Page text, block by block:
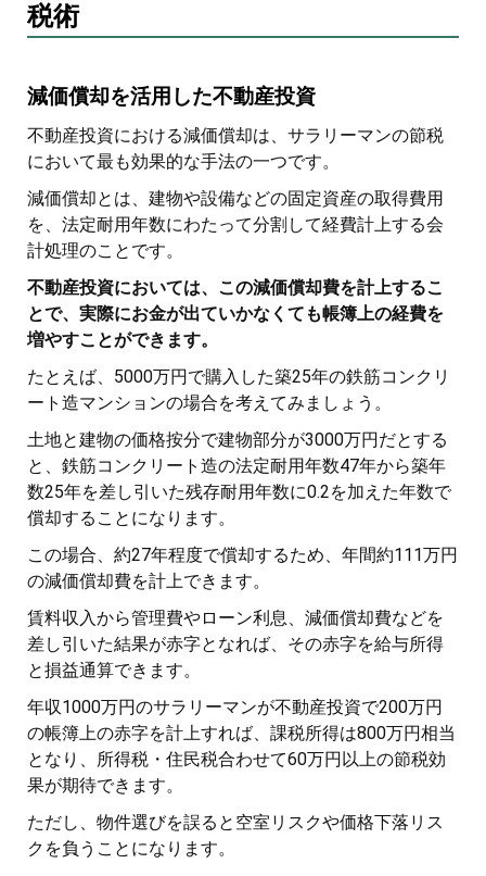
税術
減価償却を活用した不動産投資
不動産投資における減価償却は、サラリーマンの節税
において最も効果的な手法の一つです。
減価償却とは、建物や設備などの固定資産の取得費用
を、法定耐用年数にわたって分割して経費計上する会
計処理のことです。
不動産投資においては、この減価償却費を計上するこ
とで、実際にお金が出ていかなくても帳簿上の経費を
増やすことができます。
たとえば、5000万円で購入した築25年の鉄筋コンクリ
ート造マンションの場合を考えてみましょう。
土地と建物の価格按分で建物部分が3000万円だとする
と、鉄筋コンクリート造の法定耐用年数47年から築年
数25年を差し引いた残存耐用年数に0.2を加えた年数で
償却することになります。
この場合、約27年程度で償却するため、年間約111万円
の減価償却費を計上できます。
賃料収入から管理費やローン利息、減価償却費などを
差し引いた結果が赤字となれば、その赤字を給与所得
と損益通算できます。
年収1000万円のサラリーマンが不動産投資で200万円
の帳簿上の赤字を計上すれば、課税所得は800万円相当
となり、所得税・住民税合わせて60万円以上の節税効
果が期待できます。
ただし、物件選びを誤ると空室リスクや価格下落リス
クを負うことになります。